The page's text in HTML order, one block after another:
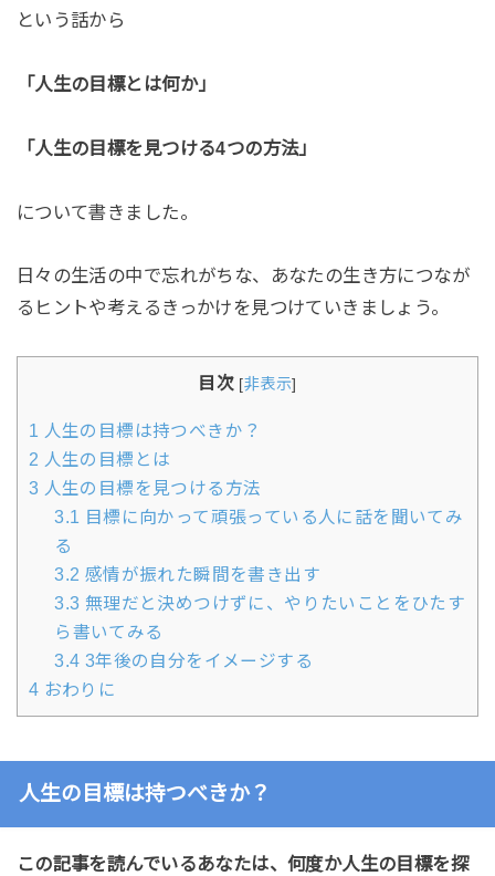
という話から
「人生の目標とは何か」
「人生の目標を見つける4つの方法」
について書きました。
日々の生活の中で忘れがちな、あなたの生き方につなが
るヒントや考えるきっかけを見つけていきましょう。
目次 [非表示]
1 人生の目標は持つべきか？
2 人生の目標とは
3 人生の目標を見つける方法
3.1 目標に向かって頑張っている人に話を聞いてみ
る
3.2 感情が振れた瞬間を書き出す
3.3 無理だと決めつけずに、やりたいことをひたす
ら書いてみる
3.4 3年後の自分をイメージする
4 おわりに
人生の目標は持つべきか？
この記事を読んでいるあなたは、何度か人生の目標を探